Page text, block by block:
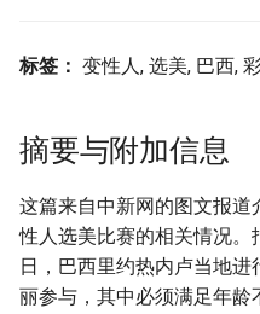
h
标签： 变性人, 选美, 巴西,
摘要与附加信息
这篇来自中新网的图文报
性人选美比赛的相关情况
日，巴西里约热内卢当地
丽参与，其中必须满足年